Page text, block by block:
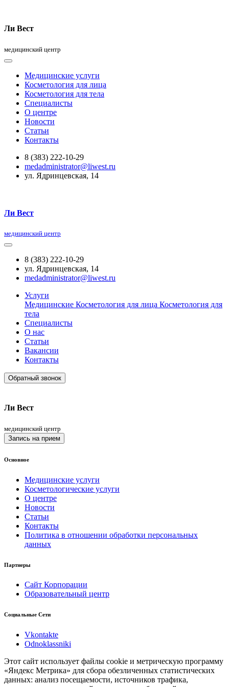
Ли Вест
медицинский центр
Медицинские услуги
Косметология для лица
Косметология для тела
Специалисты
О центре
Новости
Статьи
Контакты
8 (383) 222-10-29
medadministrator@liwest.ru
ул. Ядринцевская, 14
Ли Вест
медицинский центр
8 (383) 222-10-29
ул. Ядринцевская, 14
medadministrator@liwest.ru
Услуги
Медицинские Косметология для лица Косметология для
тела
Специалисты
О нас
Статьи
Вакансии
Контакты
Обратный звонок
Ли Вест
медицинский центр
Запись на прием
Основное
Медицинские услуги
Косметологические услуги
О центре
Новости
Статьи
Контакты
Политика в отношении обработки персональных
данных
Партнеры
Сайт Корпорации
Образовательный центр
Социальные Сети
Vkontakte
Odnoklassniki
Этот сайт использует файлы cookie и метрическую программу
«Яндекс Метрика» для сбора обезличенных статистических
данных: анализ посещаемости, источников трафика,